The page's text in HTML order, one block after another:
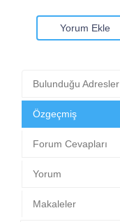
Yorum Ekle
Bulunduğu Adresler
Özgeçmiş
Forum Cevapları
Yorum
Makaleler